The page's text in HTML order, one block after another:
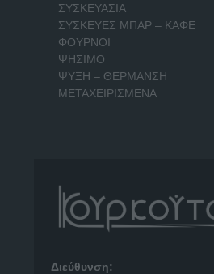
ΣΥΣΚΕΥΑΣΙΑ
ΣΥΣΚΕΥΕΣ ΜΠΑΡ – ΚΑΦΕ
ΦΟΥΡΝΟΙ
ΨΗΣΙΜΟ
ΨΥΞΗ – ΘΕΡΜΑΝΣΗ
ΜΕΤΑΧΕΙΡΙΣΜΕΝΑ
Διεύθυνση: